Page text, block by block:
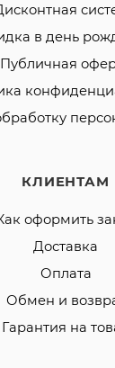
в день
Публичная
КЛИЕНТАМ
оформить
Доставка
Оплата
Обмен и
Гарантия на